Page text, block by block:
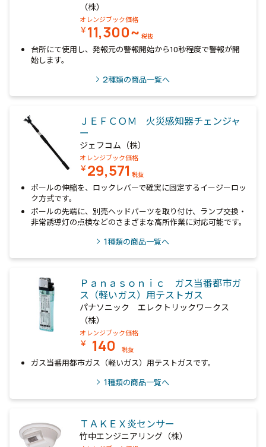
（株）
オレンジブック価格
￥11,300~ 税抜
台所にて使用し、発報元の警報開始から10秒程度で警報が開
始します。
2種類の商品一覧へ
ＪＥＦＣＯＭ 火災感知器チェンジャ
ー
ジェフコム（株）
オレンジブック価格
￥29,571 税抜
ポールの伸縮を、ロックレバーで確実に固定するイージーロッ
ク方式です。
ポールの先端に、別売ヘッドパーツを取り付け、ランプ交換・
非常誘導灯の点検などのさまざまな高所作業に対応可能です。
1種類の商品一覧へ
Ｐａｎａｓｏｎｉｃ ガス当番都市ガ
ス（軽いガス）用テストガス
パナソニック エレクトリックワークス
（株）
オレンジブック価格
￥ 140 税抜
ガス当番用都市ガス（軽いガス）用テストガスです。
1種類の商品一覧へ
ＴＡＫＥＸ炎センサー
竹中エンジニアリング（株）